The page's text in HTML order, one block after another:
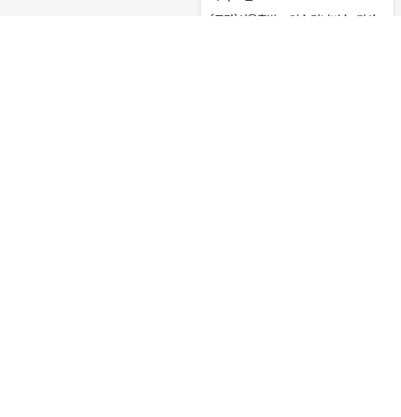
[특가]서울출발 25인승 미니버스+기사